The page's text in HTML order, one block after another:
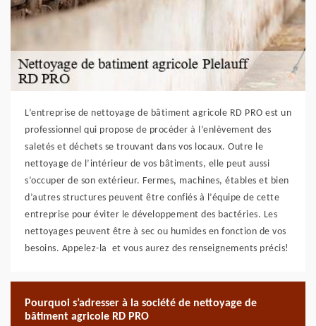
L’entreprise de nettoyage de bâtiment agricole RD PRO est un
professionnel qui propose de procéder à l’enlèvement des
saletés et déchets se trouvant dans vos locaux. Outre le
nettoyage de l’intérieur de vos bâtiments, elle peut aussi
s’occuper de son extérieur. Fermes, machines, étables et bien
d’autres structures peuvent être confiés à l’équipe de cette
entreprise pour éviter le développement des bactéries. Les
nettoyages peuvent être à sec ou humides en fonction de vos
besoins. Appelez-la et vous aurez des renseignements précis!
Pourquoi s’adresser à la société de nettoyage de
bâtiment agricole RD PRO